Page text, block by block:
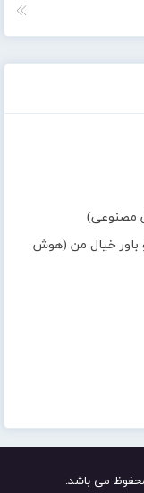
مصنوعی)
باور خیال من (هوش
می باشد.